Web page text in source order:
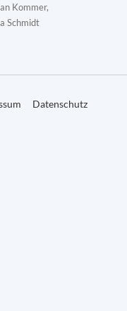
Kommer,
Schmidt
Datenschutz